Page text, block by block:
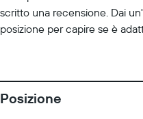
scritto una recensione. Dai
posizione per capire se è
Posizione